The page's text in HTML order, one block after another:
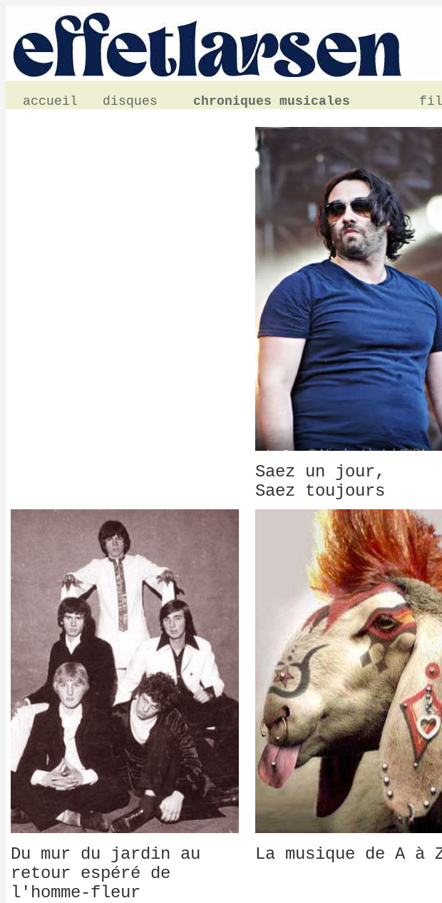
accueil disques chroniques musicales
Saez un jour,
Saez toujours
Du mur du jardin au
retour espéré de
l'homme-fleur
La musique de A à